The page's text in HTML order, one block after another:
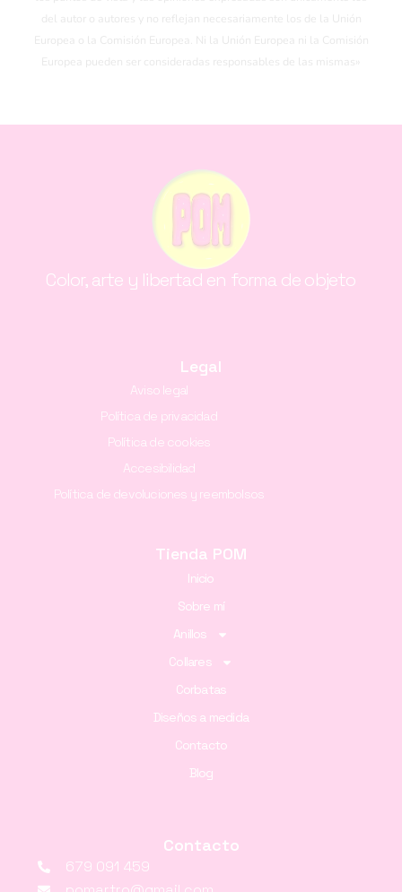
del autor o autores y no reflejan necesariamente los de la Unión
Europea o la Comisión Europea. Ni la Unión Europea ni la Comisión
Europea pueden ser consideradas responsables de las mismas»
Color, arte y libertad en forma de objeto
Legal
Aviso legal
Política de privacidad
Política de cookies
Accesibilidad
Política de devoluciones y reembolsos
Tienda POM
Inicio
Sobre mí
Anillos
Collares
Corbatas
Diseños a medida
Contacto
Blog
Contacto
679 091 459